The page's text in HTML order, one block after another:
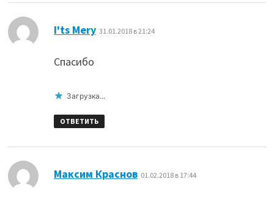
I'ts Mery: 31.01.2018 в 21:24
Спасибо
Загрузка...
ОТВЕТИТЬ
Максим Краснов: 01.02.2018 в 17:44